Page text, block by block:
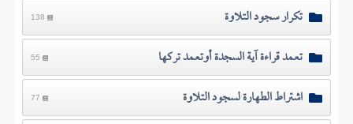
تكرار سجود التلاوة 138
تعمد قراءة آية السجدة أوتعمد تركها 55
اشتراط الطهارة لسجود التلاوة 77